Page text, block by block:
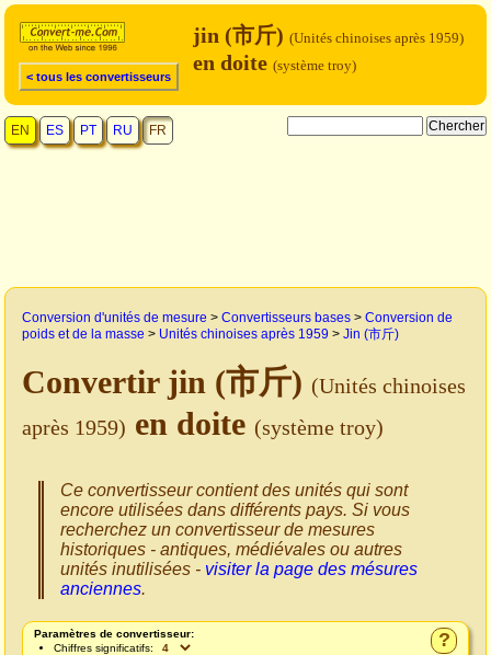
< tous les convertisseurs
jin (市斤) (Unités chinoises après 1959)
en doite (système troy)
EN ES PT RU FR
Conversion d'unités de mesure > Convertisseurs bases > Conversion de
poids et de la masse > Unités chinoises après 1959 > Jin (市斤)
Convertir jin (市斤) (Unités chinoises
après 1959) en doite (système troy)
Ce convertisseur contient des unités qui sont
encore utilisées dans différents pays. Si vous
recherchez un convertisseur de mesures
historiques - antiques, médiévales ou autres
unités inutilisées - visiter la page des mésures
anciennes.
?
Paramètres de convertisseur:
Chiffres significatifs: